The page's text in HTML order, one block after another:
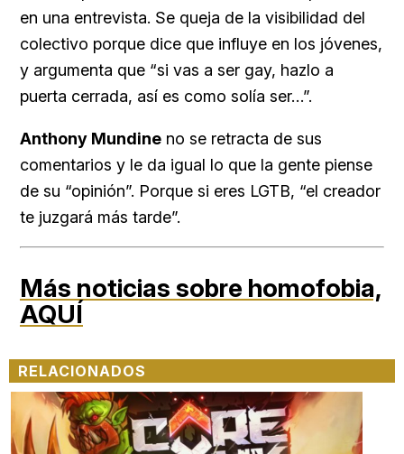
en una entrevista. Se queja de la visibilidad del
colectivo porque dice que influye en los jóvenes,
y argumenta que “si vas a ser gay, hazlo a
puerta cerrada, así es como solía ser…”.
Anthony Mundine no se retracta de sus
comentarios y le da igual lo que la gente piense
de su “opinión”. Porque si eres LGTB, “el creador
te juzgará más tarde”.
Más noticias sobre homofobia,
AQUÍ
RELACIONADOS